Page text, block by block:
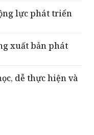
lực phát triển
xuất bản phát
dễ thực hiện và